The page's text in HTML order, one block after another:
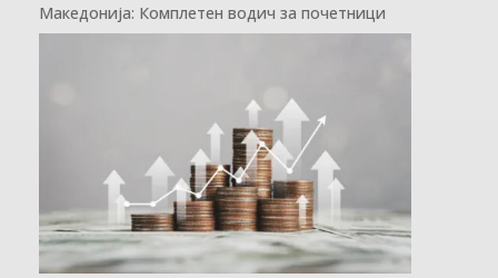
Македонија: Комплетен водич за почетници